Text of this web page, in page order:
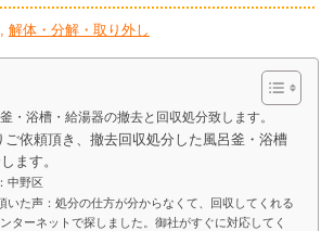
, 解体・分解・取り外し
・浴槽・給湯器の撤去と回収処分致します。
ご依頼頂き、撤去回収処分した風呂釜・浴槽
ます。
中野区
いた声：処分の仕方が分からなくて、回収してくれる
ターネットで探しました。御社がすぐに対応してく